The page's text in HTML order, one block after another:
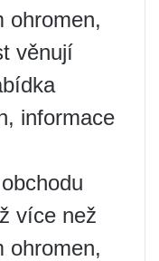
ohromen,
věnují
informace
více než
ohromen,